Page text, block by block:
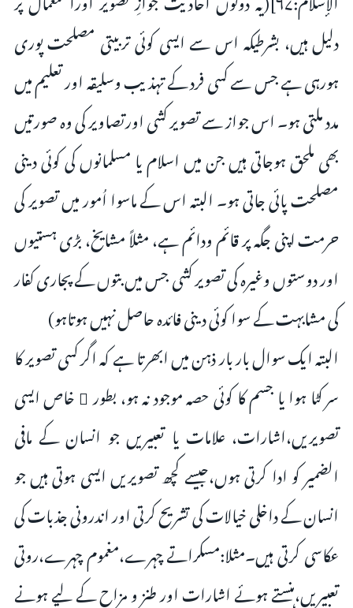
دلیل ہیں، بشرطیکہ اس سے ایسی کوئی تربیتی مصلحت پوری
ہورہی ہے جس سے کسی فرد کے تہذیب وسلیقہ اور تعلیم میں
مدد ملتی ہو۔ اس جواز سے تصویر کشی اورتصاویر کی وہ صورتیں
بھی ملحق ہوجاتی ہیں جن میں اسلام یا مسلمانوں کی کوئی دینی
مصلحت پائی جاتی ہو۔ البتہ اس کے ماسوا اُمور میں تصویر کی
حرمت اپنی جگہ پر قائم ودائم ہے، مثلاً مشایخ، بڑی ہستیوں
اور دوستوں وغیرہ کی تصویر کشی جس میں بتوں کے پجاری کفار
کی مشابہت کے سوا کوئی دینی فائدہ حاصل نہیں ہوتاہو)
البتہ ایک سوال بار بار ذہن میں ابھرتا ہے کہ اگر کسی تصویر کا
سر کٹا ہوا یا جسم کا کوئی حصہ موجود نہ ہو، بطور ِ خاص ایسی
تصویریں،اشارات، علامات یا تعبیریں جو انسان کے مافی
الضمیر کو ادا کرتی ہوں،جیسے کچھ تصویریں ایسی ہوتی ہیں جو
انسان کے داخلی خیالات کی تشریح کرتی اور اندرونی جذبات کی
عکاسی کرتی ہیں۔مثلا:مسکراتے چہرے،مغموم چہرے،روتی
تعبیریں،ہنستے ہوئے اشارات اور طنز و مزاح کے لیے ہونے